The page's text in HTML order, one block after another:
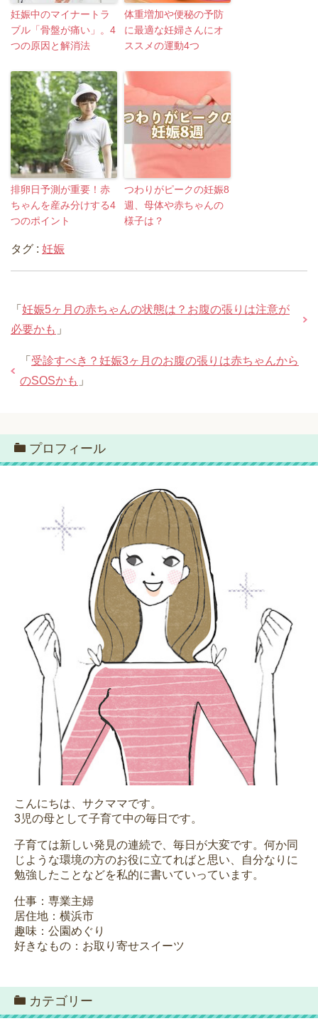
妊娠中のマイナートラ
ブル「骨盤が痛い」。4
つの原因と解消法
体重増加や便秘の予防
に最適な妊婦さんにオ
ススメの運動4つ
排卵日予測が重要！赤
ちゃんを産み分けする4
つのポイント
つわりがピークの妊娠8
週、母体や赤ちゃんの
様子は？
タグ : 妊娠
「 妊娠5ヶ月の赤ちゃんの状態は？お腹の張りは注意が
必要かも 」
「 受診すべき？妊娠3ヶ月のお腹の張りは赤ちゃんから
のSOSかも 」
プロフィール
こんにちは、サクママです。
3児の母として子育て中の毎日です。
子育ては新しい発見の連続で、毎日が大変です。何か同
じような環境の方のお役に立てればと思い、自分なりに
勉強したことなどを私的に書いていっています。
仕事：専業主婦
居住地：横浜市
趣味：公園めぐり
好きなもの：お取り寄せスイーツ
カテゴリー